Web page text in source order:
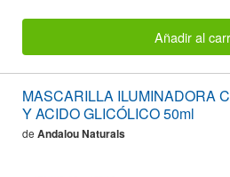
Añadir al
MASCARILLA ILUMINADORA
Y ACIDO GLICÓLICO 50ml
de Andalou Naturals